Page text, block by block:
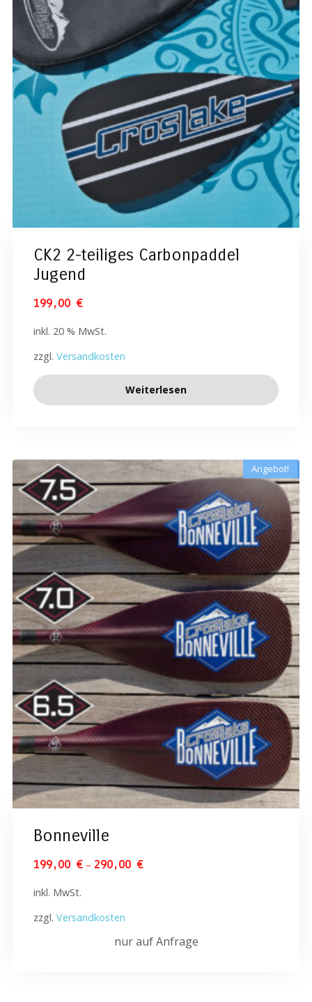
CK2 2-teiliges Carbonpaddel
Jugend
199,00 €
inkl. 20 % MwSt.
zzgl. Versandkosten
Weiterlesen
Angebot!
Bonneville
199,00 €– 290,00 €
inkl. MwSt.
zzgl. Versandkosten
nur auf Anfrage